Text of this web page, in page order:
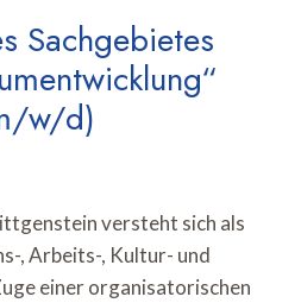
Sachgebietes
w/d)
versteht sich als
, Arbeits-, Kultur- und
einer organisatorischen